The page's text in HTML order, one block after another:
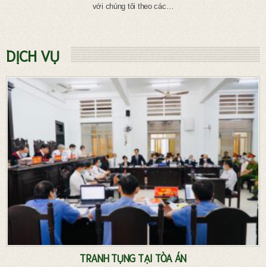
với chúng tôi theo các…
DỊCH VỤ
TRANH TỤNG TẠI TÒA ÁN